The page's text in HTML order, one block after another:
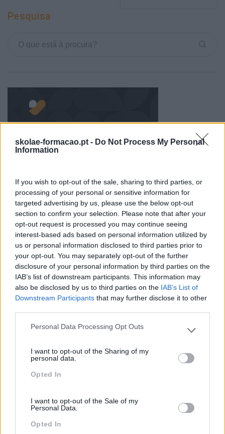
skolae-formacao.pt - Do Not Process My Personal
Information
If you wish to opt-out of the sale, sharing to third parties, or
processing of your personal or sensitive information for
targeted advertising by us, please use the below opt-out
section to confirm your selection. Please note that after your
opt-out request is processed you may continue seeing
interest-based ads based on personal information utilized by
us or personal information disclosed to third parties prior to
your opt-out. You may separately opt-out of the further
disclosure of your personal information by third parties on the
IAB’s list of downstream participants. This information may
also be disclosed by us to third parties on the IAB’s List of
Downstream Participants that may further disclose it to other
Please note that this website/app uses one or more Google
not limited to your visit or usage behaviour. You may click to
grant or deny consent to Google and its third-party tags to
use your data for below specified purposes in below Google
Personal Data Processing Opt Outs
I want to opt-out of the Sharing of my
personal data.
Opted In
I want to opt-out of the Sale of my
Personal Data.
Opted In
Pesquisa
Aprendizagem
Artigo De Opinião
Atendimento E Relação Cliente
Comunicação
Cultura
Desenvolvimento
Desenvolvimento De Competências
Expo RH
Inglês
Interculturalidade
Keep In Mind